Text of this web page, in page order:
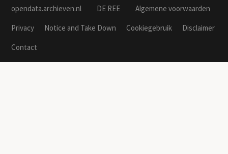
opendata.archieven.nl DE REE
Algemene voorwaarden
Privacy
Notice and Take Down Cookiegebruik
Disclaimer
Contact